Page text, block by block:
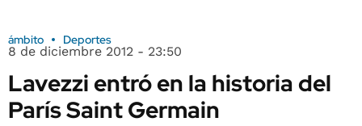
ámbito Deportes
8 de diciembre 2012 - 23:50
Lavezzi entró en la historia del
París Saint Germain